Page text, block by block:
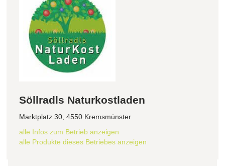
Söllradls Naturkostladen
Marktplatz 30, 4550 Kremsmünster
alle Infos zum Betrieb anzeigen
alle Produkte dieses Betriebes anzeigen